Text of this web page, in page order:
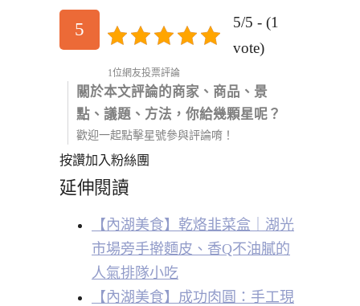
5
5/5 - (1
vote)
1位網友投票評論
關於本文評論的商家、商品、景
點、議題、方法，你給幾顆星呢？
歡迎一起點擊星號參與評論唷！
按讚加入粉絲團
延伸閱讀
【內湖美食】乾烙韭菜盒｜湖光
市場旁手擀麵皮、香Q不油膩的
人氣排隊小吃
【內湖美食】成功肉圓：手工現